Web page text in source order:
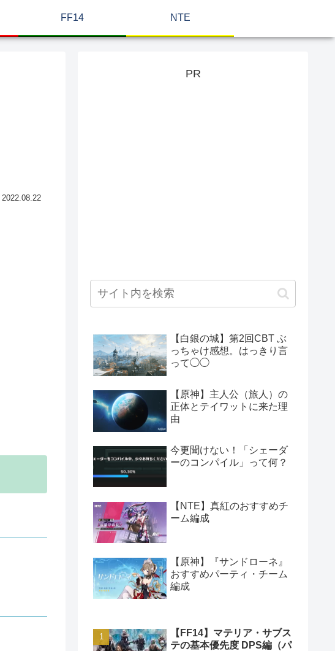
FF14 NTE
2022.08.22
PR
【白銀の城】第2回CBT ぶ
っちゃけ感想。はっきり言
って◯◯
【原神】主人公（旅人）の
正体とテイワットに来た理
由
今更聞けない！「シェーダ
ーのコンパイル」って何？
【NTE】真紅のおすすめチ
ーム編成
【原神】『サンドローネ』
おすすめパーティ・チーム
編成
【FF14】マテリア・サブス
テの基本優先度 DPS編（パ